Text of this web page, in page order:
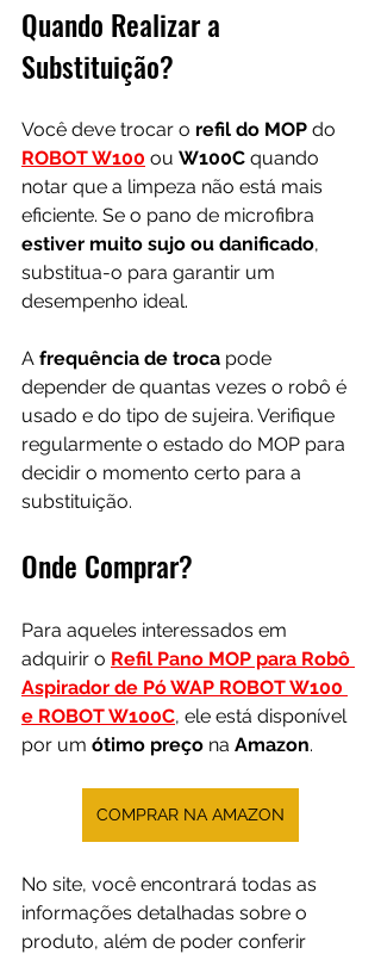
Quando Realizar a
Substituição?
Você deve trocar o refil do MOP do
ROBOT W100 ou W100C quando
notar que a limpeza não está mais
eficiente. Se o pano de microfibra
estiver muito sujo ou danificado,
substitua-o para garantir um
desempenho ideal.
A frequência de troca pode
depender de quantas vezes o robô é
usado e do tipo de sujeira. Verifique
regularmente o estado do MOP para
decidir o momento certo para a
substituição.
Onde Comprar?
Para aqueles interessados em
adquirir o Refil Pano MOP para Robô
Aspirador de Pó WAP ROBOT W100
e ROBOT W100C, ele está disponível
por um ótimo preço na Amazon.
COMPRAR NA AMAZON
No site, você encontrará todas as
informações detalhadas sobre o
produto, além de poder conferir